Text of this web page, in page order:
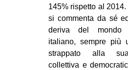
145% rispetto al
si commenta da sé
deriva del mondo
italiano, sempre più
strappato alla
collettiva e